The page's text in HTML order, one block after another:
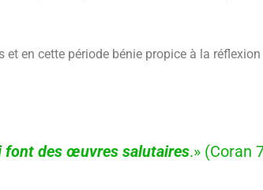
en cette période bénie propice à la
font des œuvres salutaires.» (Coran